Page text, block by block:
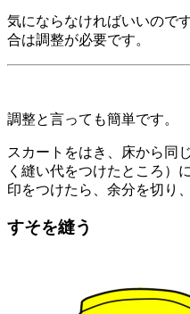
気にならなければいいので
合は調整が必要です。
調整と言っても簡単です。
スカートをはき、床から同
く縫い代をつけたところ）
印をつけたら、余分を切り
すそを縫う